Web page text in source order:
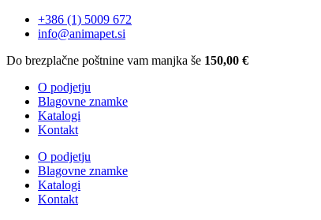
+386 (1) 5009 672
info@animapet.si
Do brezplačne poštnine vam manjka še 150,00 €
O podjetju
Blagovne znamke
Katalogi
Kontakt
O podjetju
Blagovne znamke
Katalogi
Kontakt